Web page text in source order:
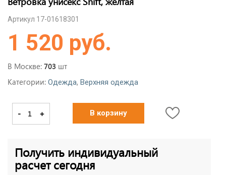
Артикул 17-01618301
1 520 руб.
В Москве: 703 шт
Категории: Одежда, Верхняя одежда
- + В корзину
Получить индивидуальный
расчет сегодня